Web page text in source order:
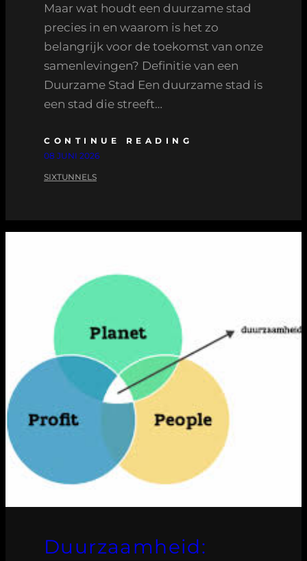
Maar wat houdt een duurzame stad
precies in en waarom is het zo
belangrijk voor de toekomst van onze
samenlevingen? Definitie van een
Duurzame Stad Een duurzame stad is
een stad die streeft…
CONTINUE READING
08 JUNI 2026
SIXTUNNELS
Duurzaamheid: